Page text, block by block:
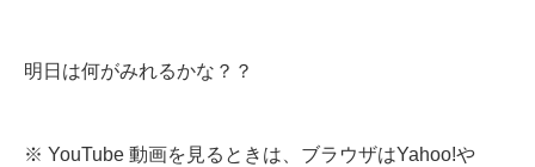
明日は何がみれるかな？？
※ YouTube 動画を見るときは、ブラウザはYahoo!や